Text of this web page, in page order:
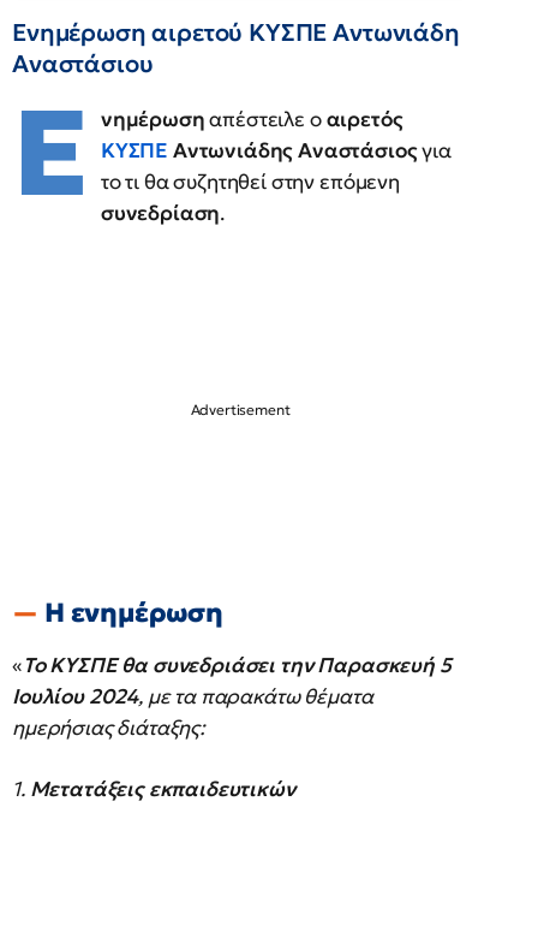
Ενημέρωση αιρετού ΚΥΣΠΕ Αντωνιάδη
Αναστάσιου
Ε νημέρωσηαπέστειλε οαιρετός
ΚΥΣΠΕ Αντωνιάδης Αναστάσιοςγια
το τι θα συζητηθεί στην επόμενη
συνεδρίαση.
Η ενημέρωση
«Το ΚΥΣΠΕ θα συνεδριάσει την Παρασκευή 5
Ιουλίου 2024, με τα παρακάτω θέματα
ημερήσιας διάταξης:
1. Μετατάξεις εκπαιδευτικών